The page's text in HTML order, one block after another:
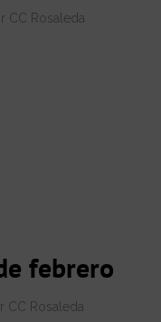
CC Rosaleda
febrero
CC Rosaleda